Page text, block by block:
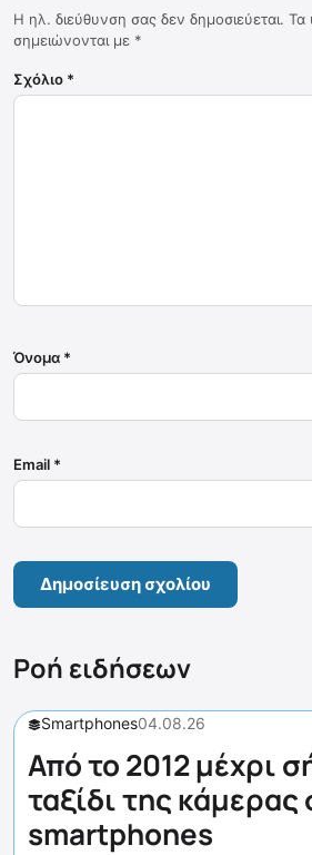
Η ηλ. διεύθυνση σας δεν δημοσιεύεται. Τα
σημειώνονται με *
Σχόλιο *
Όνομα *
Email *
Ροή ειδήσεων
Smartphones04.08.26
Από το 2012 μέχρι
ταξίδι της κάμερας
smartphones